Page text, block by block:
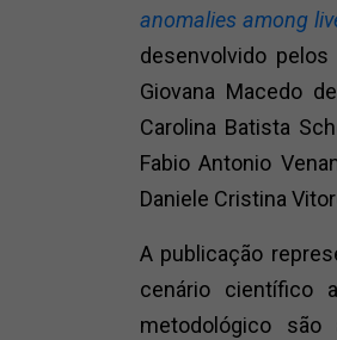
anomalies among
desenvolvido
Giovana Macedo
Carolina Batista
Fabio Antonio
Daniele Cristina
A publicação
cenário científico
metodológico são